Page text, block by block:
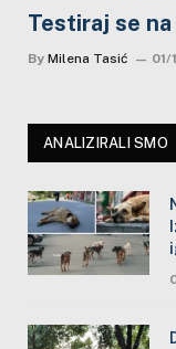
Testiraj se
By Milena Tasić 01/
ANALIZIRALI SMO